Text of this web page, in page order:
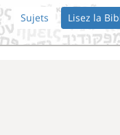
Sujets Lisez la